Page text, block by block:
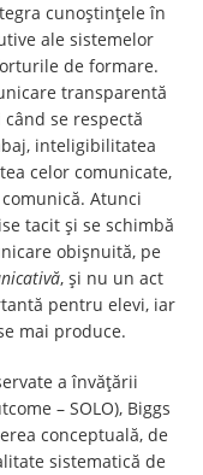
cunoştinţele în
ale sistemelor
de formare.
transparentă
se respectă
inteligibilitatea
celor comunicate,
Atunci
tacit şi se schimbă
obişnuită, pe
, și nu un act
pentru elevi, iar
mai produce.
a învățării
– SOLO), Biggs
conceptuală, de
sistematică de